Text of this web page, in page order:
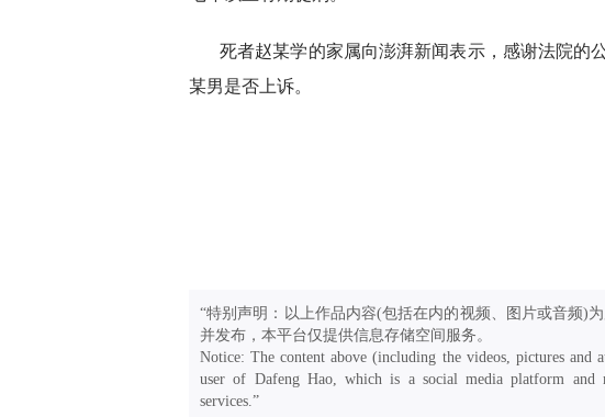
死者赵某学的家属向澎湃新闻表示，感谢法院的
某男是否上诉。
“特别声明：以上作品内容(包括在内的视频、图片或音频)
并发布，本平台仅提供信息存储空间服务。
Notice: The content above (including the videos, pictures and
user of Dafeng Hao, which is a social media platform and
services.”